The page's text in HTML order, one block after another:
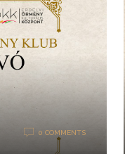
0 COMMENTS